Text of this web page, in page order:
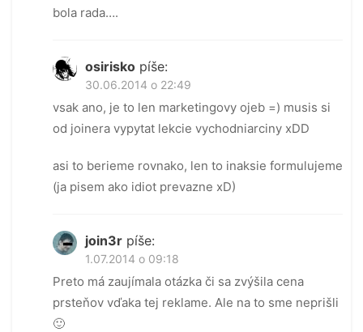
bola rada….
osirisko píše:
30.06.2014 o 22:49
vsak ano, je to len marketingovy ojeb =) musis si
od joinera vypytat lekcie vychodniarciny xDD
asi to berieme rovnako, len to inaksie formulujeme
(ja pisem ako idiot prevazne xD)
join3r píše:
1.07.2014 o 09:18
Preto má zaujímala otázka či sa zvýšila cena
prsteňov vďaka tej reklame. Ale na to sme neprišli
🙂